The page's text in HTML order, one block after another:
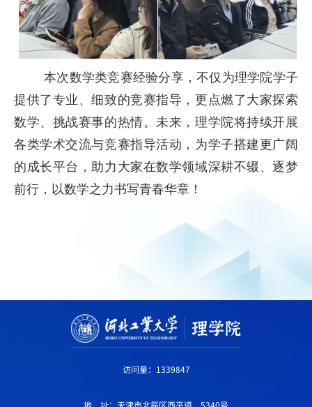
本次数学类竞赛经验分享，不仅为理学院学子
提供了专业、细致的竞赛指导，更点燃了大家探索
数学、挑战赛事的热情。未来，理学院将持续开展
各类学术交流与竞赛指导活动，为学子搭建更广阔
的成长平台，助力大家在数学领域深耕不辍、逐梦
前行，以数学之力书写青春华章！
访问量： 1339847